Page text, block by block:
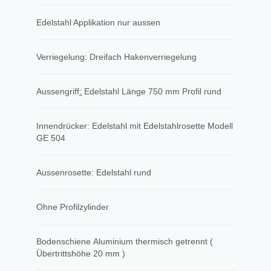
Edelstahl Applikation nur aussen
Verriegelung: Dreifach Hakenverriegelung
Aussengriff​: Edelstahl Länge 750 mm Profil rund
Innendrücker: Edelstahl mit Edelstahlrosette Modell
GE 504
Aussenrosette: Edelstahl rund
Ohne Profilzylinder
Bodenschiene Aluminium thermisch getrennt (
Übertrittshöhe 20 mm )